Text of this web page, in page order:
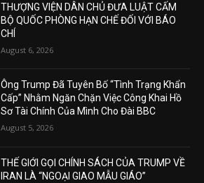
THƯỢNG VIỆN DÂN CHỦ ĐƯA LUẬT CẤM
BỘ QUỐC PHÒNG HẠN CHẾ ĐỐI VỚI BÁO
CHÍ
August 6, 2026
Ông Trump Đã Tuyên Bố “Tình Trạng Khẩn
Cấp” Nhằm Ngăn Chặn Việc Công Khai Hồ
Sơ Tài Chính Của Mình Cho Đài BBC
August 5, 2026
THẾ GIỚI GỌI CHÍNH SÁCH CỦA TRUMP VỀ
IRAN LÀ “NGOẠI GIAO MẪU GIÁO”